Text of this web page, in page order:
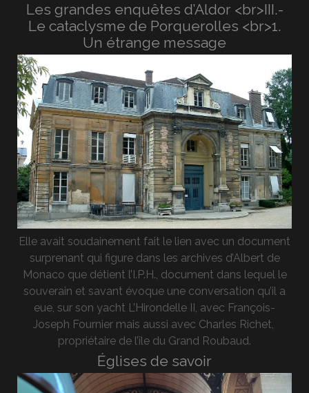
Les grandes enquêtes d’Aldor <br>III.-
Le cataclysme de Porquerolles <br>1.
Un étrange message
Elle avait soudainement fait le lien avec un document
surprenant qui figure dans les archives d’Albert de
Monaco que détient l’I.P.H., document dans lequel le
souverain et savant évoque une conversation qu’il a
eue, sur son yacht L’Hirondelle II, avec François-
Joseph Fournier mais aussi avec Charles Richet,
propriétaire de l’île du Grand Roubaud.
Églises de savoir